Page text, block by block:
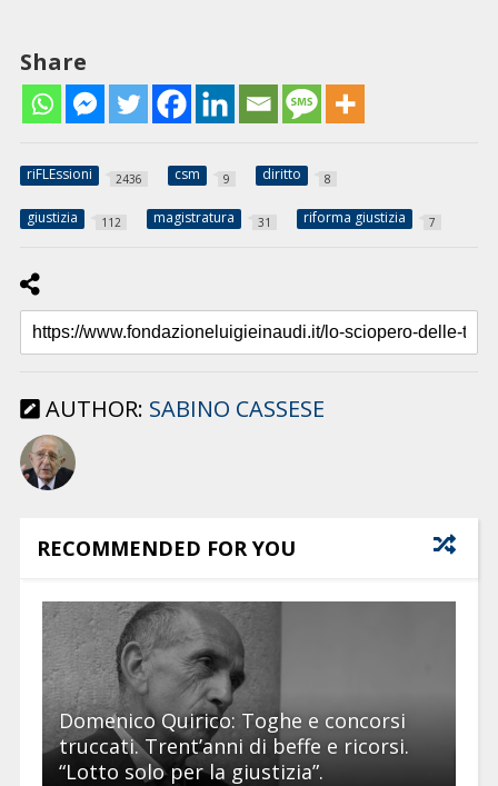
Share
riFLEssioni 2436 csm 9 diritto 8
giustizia 112 magistratura 31 riforma giustizia 7
AUTHOR: SABINO CASSESE
RECOMMENDED FOR YOU
Domenico Quirico: Toghe e concorsi
truccati. Trent’anni di beffe e ricorsi.
“Lotto solo per la giustizia”.